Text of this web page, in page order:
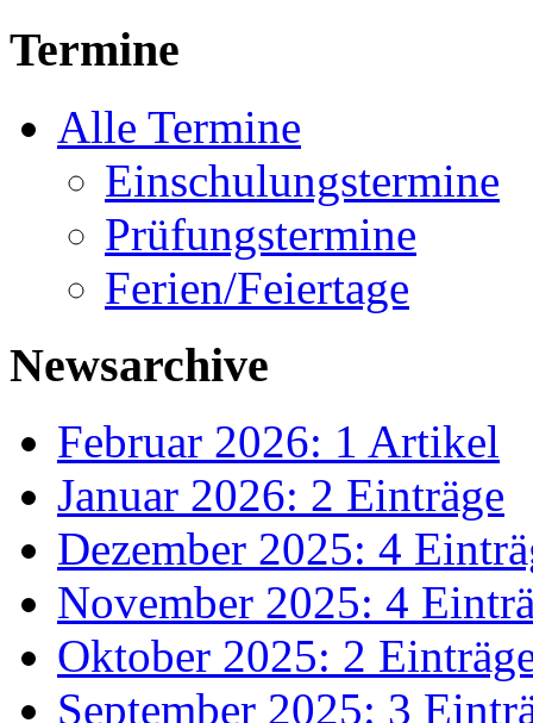
Termine
Alle Termine
Einschulungstermine
Prüfungstermine
Ferien/Feiertage
Newsarchive
Februar 2026: 1 Artikel
Januar 2026: 2 Einträge
Dezember 2025: 4
November 2025: 4
Oktober 2025: 2
September 2025: 3